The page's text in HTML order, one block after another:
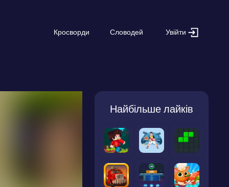
Кросворди Словодей Увійти
Найбільше лайків